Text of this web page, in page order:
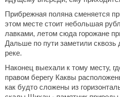
Прибрежная поляна сменяется
этом месте стоит небольшая
лавками, летом сюда горожане
Дальше по пути заметили
реке.
Наконец выехали к тому месту,
правом берегу Каквы
как будто сложены из